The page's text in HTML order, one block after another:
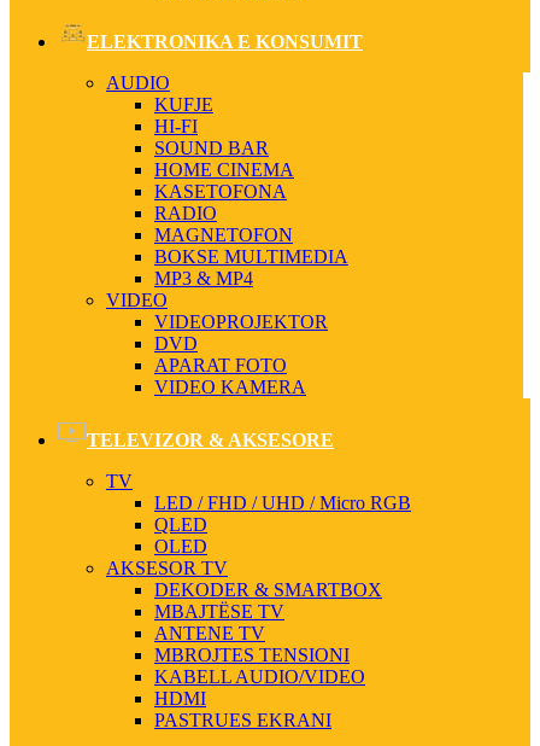
ELEKTRONIKA E KONSUMIT
AUDIO
KUFJE
HI-FI
SOUND BAR
HOME CINEMA
KASETOFONA
RADIO
MAGNETOFON
BOKSE MULTIMEDIA
MP3 & MP4
VIDEO
VIDEOPROJEKTOR
DVD
APARAT FOTO
VIDEO KAMERA
TELEVIZOR & AKSESORE
TV
LED / FHD / UHD / Micro RGB
QLED
OLED
AKSESOR TV
DEKODER & SMARTBOX
MBAJTËSE TV
ANTENE TV
MBROJTES TENSIONI
KABELL AUDIO/VIDEO
HDMI
PASTRUES EKRANI